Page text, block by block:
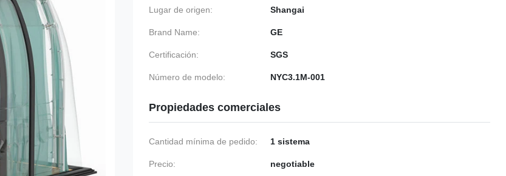
Lugar de origen: Shangai
Brand Name: GE
Certificación: SGS
Número de modelo: NYC3.1M-001
Propiedades comerciales
Cantidad mínima de pedido: 1 sistema
Precio: negotiable